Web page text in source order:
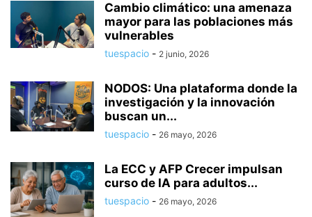
Cambio climático: una amenaza
mayor para las poblaciones más
vulnerables
tuespacio - 2 junio, 2026
NODOS: Una plataforma donde la
investigación y la innovación
buscan un...
tuespacio - 26 mayo, 2026
La ECC y AFP Crecer impulsan
curso de IA para adultos...
tuespacio - 26 mayo, 2026